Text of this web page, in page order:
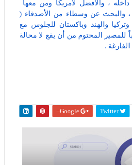
، والأفضل لأمريكا ومن معها
، والبحث عن وسطاء من الأصدقاء (
والهند وباكستان للجلوس مع
للمصير المحتوم من أن يقع لا محالة
.
Twitter
Google+